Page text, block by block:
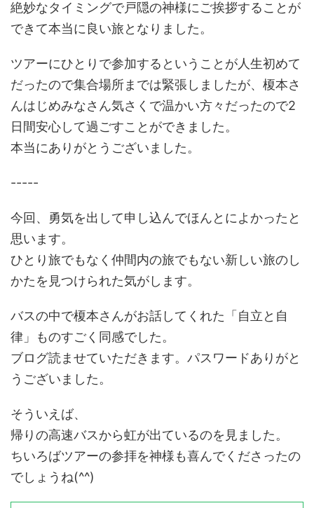
絶妙なタイミングで戸隠の神様にご挨拶することが
できて本当に良い旅となりました。
ツアーにひとりで参加するということが人生初めて
だったので集合場所までは緊張しましたが、榎本さ
んはじめみなさん気さくで温かい方々だったので2
日間安心して過ごすことができました。
本当にありがとうございました。
-----
今回、勇気を出して申し込んでほんとによかったと
思います。
ひとり旅でもなく仲間内の旅でもない新しい旅のし
かたを見つけられた気がします。
バスの中で榎本さんがお話してくれた「自立と自
律」ものすごく同感でした。
ブログ読ませていただきます。パスワードありがと
うございました。
そういえば、
帰りの高速バスから虹が出ているのを見ました。
ちいろばツアーの参拝を神様も喜んでくださったの
でしょうね(^^)